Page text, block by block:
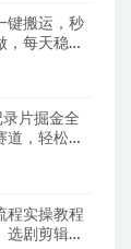
键搬运，秒
，每天稳定
片掘金全
道，轻松涨
程实操教程
选剧剪辑、